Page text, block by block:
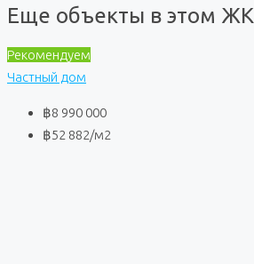
Еще объекты в этом ЖК
Рекомендуем
Частный дом
฿8 990 000
฿52 882/м2